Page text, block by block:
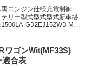
エンジン仕様充電制御
リー型式型式型式新車搭
GD2EJ152WD MT-
ワゴンWit(MF33S)
適合表